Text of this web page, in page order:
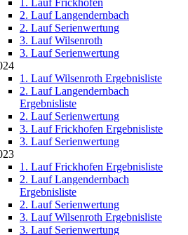
1. Lauf Frickhofen
2. Lauf Langendernbach
2. Lauf Serienwertung
3. Lauf Wilsenroth
3. Lauf Serienwertung
1. Lauf Wilsenroth Ergebnisliste
2. Lauf Langendernbach
Ergebnisliste
2. Lauf Serienwertung
3. Lauf Frickhofen Ergebnisliste
3. Lauf Serienwertung
1. Lauf Frickhofen Ergebnisliste
2. Lauf Langendernbach
Ergebnisliste
2. Lauf Serienwertung
3. Lauf Wilsenroth Ergebnisliste
3. Lauf Serienwertung